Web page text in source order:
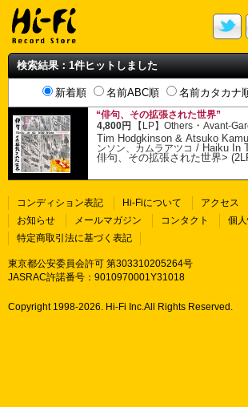
検索結果：1件ヒットしました
新着順 名前ABC順 名前カタカナ
“俳句、その拡張された世界”
4,800円
【LP】Others ・Avant-
Tim Hodgkinson & Atsuko
ンソン、カムラアツコ / Haiku In
俳句、その拡張された世界>
コンディション表記 Hi-Fiについて アクセス
お知らせ
メールマガジン コンタクト
個
特定商取引法に基づく表記
東京都公安委員会許可 第303310205264号
JASRAC許諾番号：9010970001Y31018
Copyright 1998-2026. Hi-Fi Inc.All Rights Reserved.